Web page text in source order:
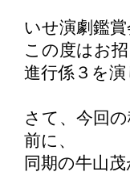
いせ演劇鑑
この度はお
進行係３を演
さて、今回
前に、
同期の牛山